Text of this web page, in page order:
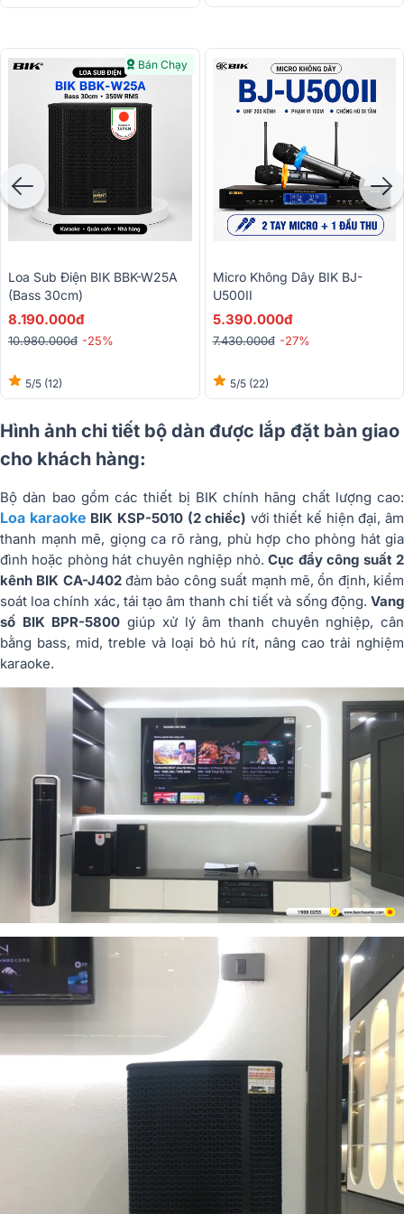
Bán Chạy
Loa Sub Điện BIK BBK-W25A
(Bass 30cm)
8.190.000đ
10.980.000đ -25%
5/5 (12)
Micro Không Dây BIK BJ-
U500II
5.390.000đ
7.430.000đ -27%
5/5 (22)
Hình ảnh chi tiết bộ dàn được lắp đặt bàn giao
cho khách hàng:
Bộ dàn bao gồm các thiết bị BIK chính hãng chất lượng cao:
Loa karaoke BIK KSP-5010 (2 chiếc) với thiết kế hiện đại, âm
thanh mạnh mẽ, giọng ca rõ ràng, phù hợp cho phòng hát gia
đình hoặc phòng hát chuyên nghiệp nhỏ.Cục đẩy công suất 2
kênh BIK CA-J402đảm bảo công suất mạnh mẽ, ổn định, kiểm
soát loa chính xác, tái tạo âm thanh chi tiết và sống động. Vang
số BIK BPR-5800 giúp xử lý âm thanh chuyên nghiệp, cân
bằng bass, mid, treble và loại bỏ hú rít, nâng cao trải nghiệm
karaoke.